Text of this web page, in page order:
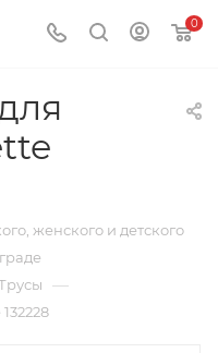
0
женского и детского
—